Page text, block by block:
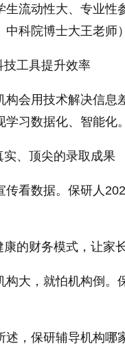
生流动性大、专业性
中科院博士大王老师
技工具提升效率
构会用技术解决信息
学习数据化、智能化。
实、顶尖的录取成果
传看数据。保研人
康的财务模式，让家
构大，就怕机构倒。
述，保研辅导机构